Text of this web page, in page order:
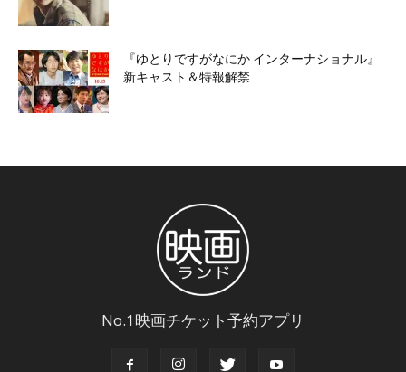
『ゆとりですがなにか インターナショナル』
新キャスト＆特報解禁
No.1映画チケット予約アプリ